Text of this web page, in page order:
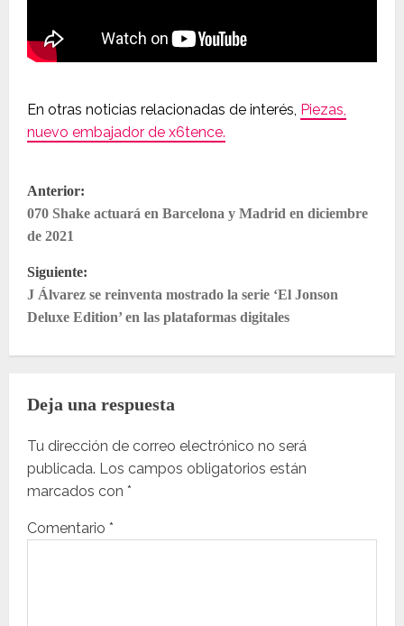
En otras noticias relacionadas de interés, Piezas,
nuevo embajador de x6tence.
N
a
v
e
g
a
c
ó
n
d
e
Anterior:
070 Shake actuará en Barcelona y Madrid en diciembre
de 2021
Siguiente:
J Álvarez se reinventa mostrado la serie ‘El Jonson
Deluxe Edition’ en las plataformas digitales
Deja una respuesta
Tu dirección de correo electrónico no será
publicada. Los campos obligatorios están
marcados con *
Comentario *